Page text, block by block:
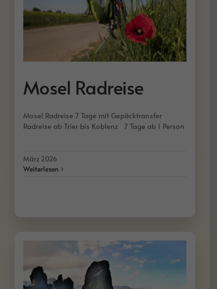
Mosel Radreise
Mosel Radreise 7 Tage mit Gepäcktransfer
Radreise ab Trier bis Koblenz 7 Tage ab 1 Person
März 2026
Weiterlesen